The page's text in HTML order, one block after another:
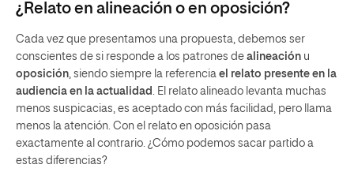
¿Relato en alineación o en oposición?
Cada vez que presentamos una propuesta, debemos ser
conscientes de si responde a los patrones de alineación u
oposición, siendo siempre la referencia el relato presente en la
audiencia en la actualidad . El relato alineado levanta muchas
menos suspicacias, es aceptado con más facilidad, pero llama
menos la atención. Con el relato en oposición pasa
exactamente al contrario. ¿Cómo podemos sacar partido a
estas diferencias?